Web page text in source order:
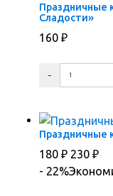
Праздничные
Сладости»
160 ₽
Праздничные
180 ₽ 230 ₽
- 22%